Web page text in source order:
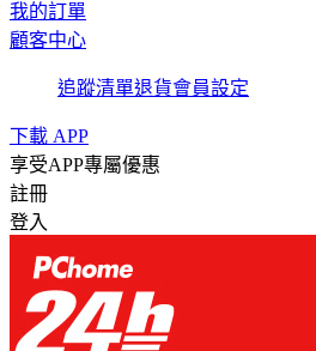
我的訂單
顧客中心
追蹤清單退貨會員設定
下載 APP
享受APP專屬優惠
註冊
登入